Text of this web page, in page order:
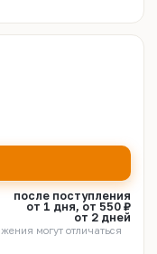
после поступления
от 1 дня, от 550 ₽
от 2 дней
могут отличаться